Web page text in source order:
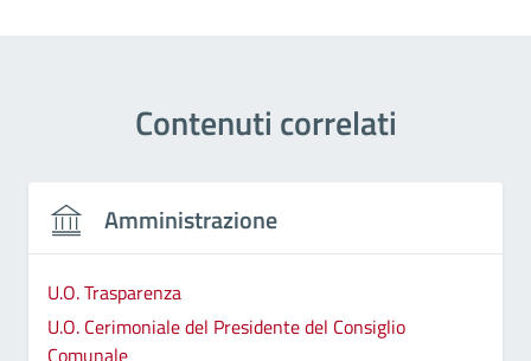
Contenuti correlati
Amministrazione
U.O. Trasparenza
U.O. Cerimoniale del Presidente del Consiglio